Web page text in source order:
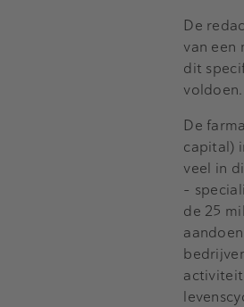
De
van een
dit
De
capital)
veel in
–
de 25